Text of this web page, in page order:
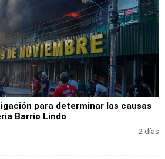
para determinar las causas
Barrio Lindo
2 días